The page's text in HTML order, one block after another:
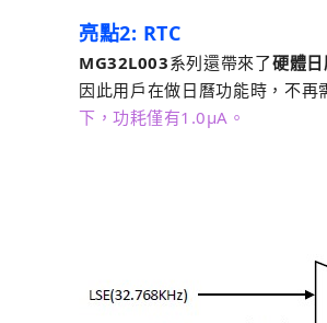
亮點2: RTC
MG32L003系列還帶來了硬體
因此用戶在做日曆功能時，不再
下，功耗僅有1.0μA。